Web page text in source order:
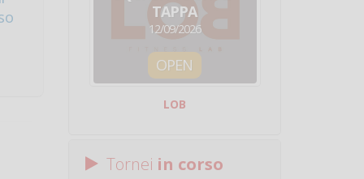
TAPPA
12/09/2026
OPEN
LOB
Tornei in corso